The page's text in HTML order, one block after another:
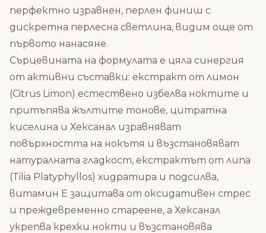
перфектно изравнен, перлен финиш с
дискретна перлесна светлина, видим още от
първото нанасяне.
Сърцевината на формулата е цяла синергия
от активни съставки: екстракт от лимон
(Citrus Limon) естествено избелва ноктите и
притъпява жълтите тонове, цитратна
киселина и Хексанал изравняват
повърхността на нокътя и възстановяват
натуралната гладкост, екстрактът от липа
(Tilia Platyphyllos) хидратира и подсилва,
витамин Е защитава от оксидативен стрес
и преждевременно стареене, а Хексанал
укрепва крехки нокти и възстановява